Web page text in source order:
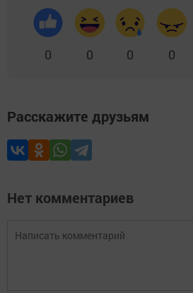
0 0 0 0
Расскажите друзьям
Нет комментариев